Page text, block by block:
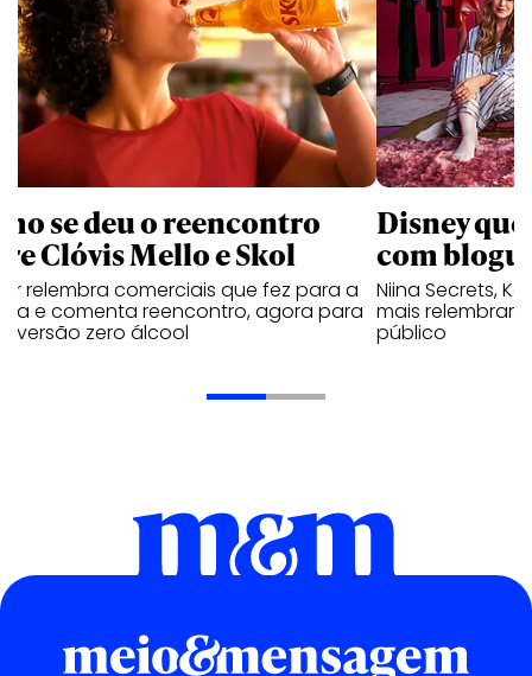
se deu o reencontro
Clóvis Mello e Skol
relembra comerciais que fez para a
e comenta reencontro, agora para
versão zero álcool
Disney
com
Niina Secrets,
mais
público